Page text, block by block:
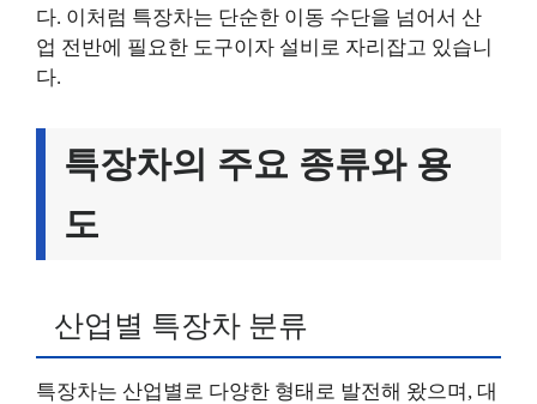
다. 이처럼 특장차는 단순한 이동 수단을 넘어서 산
업 전반에 필요한 도구이자 설비로 자리잡고 있습니
다.
특장차의 주요 종류와 용
도
산업별 특장차 분류
특장차는 산업별로 다양한 형태로 발전해 왔으며, 대